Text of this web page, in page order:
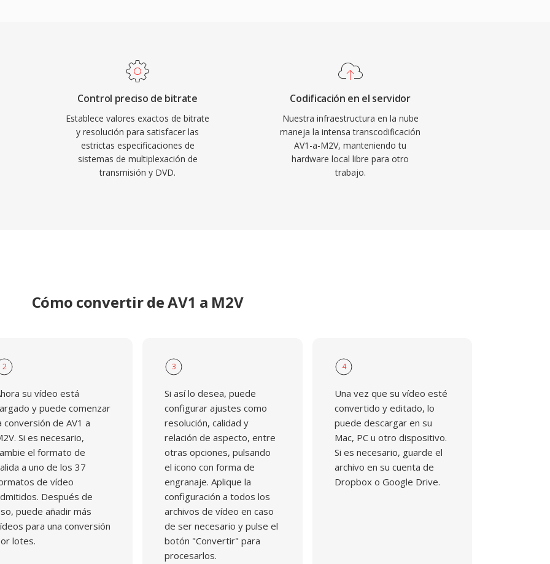
80 Mbps en
intra-codificados y
efectivo entre
aleatorio. Dado
de
archivo de audio
El software de autoría
Control preciso de bitrate
Establece valores exactos de bitrate
y resolución para satisfacer las
estrictas especificaciones de
sistemas de multiplexación de
transmisión y DVD.
Codificación en el servidor
Nuestra infraestructura en la nube
maneja la intensa transcodificación
AV1-a-M2V, manteniendo tu
hardware local libre para otro
trabajo.
Cómo convertir de AV1 a M2V
2
su vídeo está
y puede comenzar
conversión de AV1 a
Si es necesario,
el formato de
a uno de los 37
de vídeo
Después de
puede añadir más
para una conversión
lotes.
3
Si así lo desea, puede
configurar ajustes como
resolución, calidad y
relación de aspecto, entre
otras opciones, pulsando
el icono con forma de
engranaje. Aplique la
configuración a todos los
archivos de vídeo en caso
de ser necesario y pulse el
botón "Convertir" para
procesarlos.
4
Una vez que su vídeo esté
convertido y editado, lo
puede descargar en su
Mac, PC u otro dispositivo.
Si es necesario, guarde el
archivo en su cuenta de
Dropbox o Google Drive.